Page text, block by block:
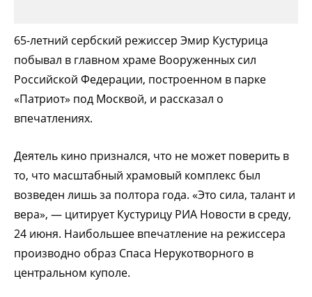
65-летний сербский режиссер Эмир Кустурица
побывал в главном храме Вооруженных сил
Российской Федерации, построенном в парке
«Патриот» под Москвой, и рассказал о
впечатлениях.
Деятель кино признался, что не может поверить в
то, что масштабный храмовый комплекс был
возведен лишь за полтора года. «Это сила, талант и
вера», — цитирует Кустурицу РИА Новости в среду,
24 июня. Наибольшее впечатление на режиссера
производно образ Спаса Нерукотворного в
центральном куполе.